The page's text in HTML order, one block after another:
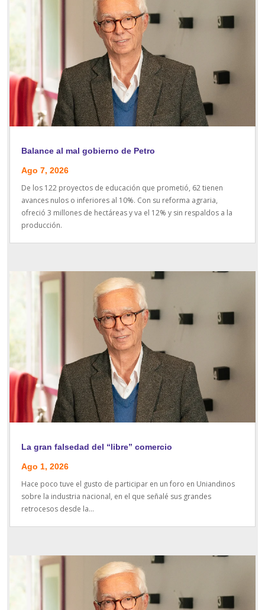
Balance al mal gobierno de Petro
Ago 7, 2026
De los 122 proyectos de educación que prometió, 62 tienen
avances nulos o inferiores al 10%. Con su reforma agraria,
ofreció 3 millones de hectáreas y va el 12% y sin respaldos a la
producción.
La gran falsedad del “libre” comercio
Ago 1, 2026
Hace poco tuve el gusto de participar en un foro en Uniandinos
sobre la industria nacional, en el que señalé sus grandes
retrocesos desde la...